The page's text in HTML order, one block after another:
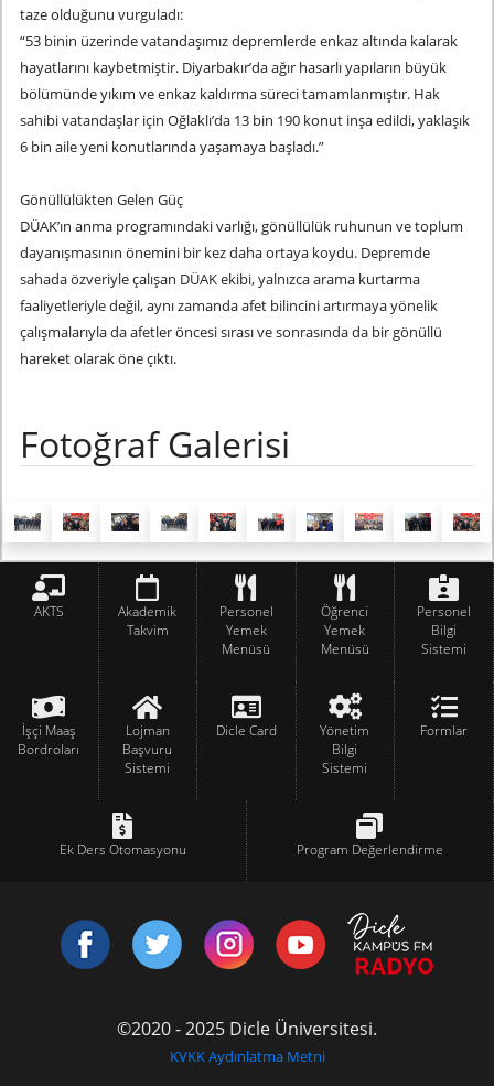
taze olduğunu vurguladı:
“53 binin üzerinde vatandaşımız depremlerde enkaz altında kalarak
hayatlarını kaybetmiştir. Diyarbakır’da ağır hasarlı yapıların büyük
bölümünde yıkım ve enkaz kaldırma süreci tamamlanmıştır. Hak
sahibi vatandaşlar için Oğlaklı’da 13 bin 190 konut inşa edildi, yaklaşık
6 bin aile yeni konutlarında yaşamaya başladı.”
Gönüllülükten Gelen Güç
DÜAK’ın anma programındaki varlığı, gönüllülük ruhunun ve toplum
dayanışmasının önemini bir kez daha ortaya koydu. Depremde
sahada özveriyle çalışan DÜAK ekibi, yalnızca arama kurtarma
faaliyetleriyle değil, aynı zamanda afet bilincini artırmaya yönelik
çalışmalarıyla da afetler öncesi sırası ve sonrasında da bir gönüllü
hareket olarak öne çıktı.
Fotoğraf Galerisi
AKTS
Akademik
Takvim
Personel
Yemek
Menüsü
Öğrenci
Yemek
Menüsü
Personel
Bilgi
Sistemi
İşçi Maaş
Bordroları
Lojman
Başvuru
Sistemi
Dicle Card
Yönetim
Bilgi
Sistemi
Formlar
Ek Ders Otomasyonu Program Değerlendirme
©2020 - 2025 Dicle Üniversitesi.
KVKK Aydınlatma Metni